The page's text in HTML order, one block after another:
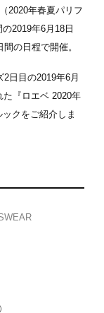
2020年春夏パリフ
2019年6月18日
の日程で開催。
日目の2019年6月
『ロエベ 2020年
クをご紹介しま